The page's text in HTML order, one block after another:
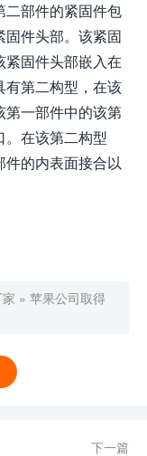
部件的紧固件包
固件头部。该紧固
紧固件头部嵌入在
有第二构型，在该
第一部件中的该第
。在该第二构型
的内表面接合以
» 苹果公司取得
下一篇